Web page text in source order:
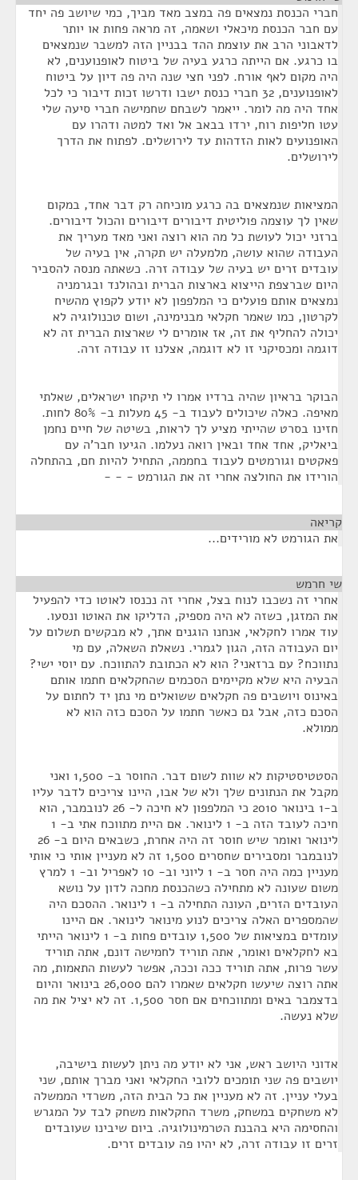
חברי הכנסת נמצאים פה במצב מאד מביך, כמי שיושב פה יחד
עם חבר הכנסת מיכאלי ושאמה, זה מראה פחות או יותר
לדאבוני הרב את עוצמת ההד בבניין הזה למשבר שנמצאים
בו כרגע. אם הייתה כרגע בעיה של ביטוח לאופנוענים, לא
היה מקום לאף אורח. לפני חצי שנה היה פה דיון על ביטוח
לאופנוענים, 32 חברי כנסת ישבו ודרשו זכות דיבור כי לכל
אחד היה מה לומר. ייאמר לשבחם שחמישה חברי סיעה שלי
עטו חליפות רוח, ירדו בבאב אל ואד למטה ודהרו עם
האופנועים לאות הזדהות עד לירושלים. לפתוח את הדרך
לירושלים.
המציאות שנמצאים בה כרגע מוכיחה רק דבר אחד, במקום
שאין לך עוצמה פוליטית דיבורים דיבורים והכול דיבורים.
ברזני יכול לעושת כל מה הוא רוצה ואני מאד מעריך את
העבודה שהוא עושה, מלמעלה יש תקרה, אין בעיה של
עובדים זרים יש בעיה של עבודה זרה. כשאתה מנסה להסביר
היום שברצפת הייצוא בארצות הברית ובהולנד ובגרמניה
נמצאים אותם פועלים כי המלפפון לא יודע לקפוץ מהשיח
לקרטון, כמו שאמר חקלאי מבנימינה, ושום טכנולוגיה לא
יכולה להחליף את זה, אז אומרים לי שארצות הברית זה לא
דוגמה ומכסיקני זו לא דוגמה, אצלנו זו עבודה זרה.
הבוקר בראיון שהיה ברדיו אמרו לי תיקחו ישראלים, שאלתי
מאיפה. כאלה שיכולים לעבוד ב- 45 מעלות ב- 80% לחות.
חזינו בסרט שהייתי מציע לך לראות, בשיטה של חיים נחמן
ביאליק, אחד אחד ובאין רואה נעלמו. הגיעו חבר'ה עם
פאקטים וגורמטים לעבוד בחממה, התחיל להיות חם, בהתחלה
הורידו את החולצה אחרי זה את הגורמט - - -
קריאה
את הגורמט לא מורידים...
שי חרמש
אחרי זה נשכבו לנוח בצל, אחרי זה נכנסו לאוטו כדי להפעיל
את המזגן, כשזה לא היה מספיק, הדליקו את האוטו ונסעו.
עוד אמרו לחקלאי, אנחנו הוגנים אתך, לא מבקשים תשלום על
יום העבודה הזה, הגון לגמרי. נשאלת השאלה, עם מי
נתווכח? עם ברזאני? הוא לא הכתובת להתווכח. עם יוסי ישי?
הבעיה היא שלא מקיימים הסכמים שהחקלאים חתמו אותם
באינוס ויושבים פה חקלאים ששואלים מי נתן יד לחתום על
הסכם כזה, אבל גם כאשר חתמו על הסכם כזה הוא לא
ממולא.
הסטטיסטיקות לא שוות לשום דבר. החוסר ב- 1,500 ואני
מקבל את הנתונים שלך ולא של אבו, היינו צריכים לדבר עליו
ב-1 בינואר 2010 כי המלפפון לא חיכה ל- 26 לנובמבר, הוא
חיכה לעובד הזה ב- 1 לינואר. אם היית מתווכח אתי ב- 1
לינואר ואומר שיש חוסר זה היה אחרת, כשבאים היום ב- 26
לנובמבר ומסבירים שחסרים 1,500 זה לא מעניין אותי כי אותי
מעניין כמה היה חסר ב- 1 ליוני וב- 10 לאפריל וב- 1 למרץ
משום שעונה לא מתחילה כשהכנסת מחכה לדון על נושא
העובדים הזרים, העונה התחילה ב- 1 לינואר. ההסכם היה
שהמספרים האלה צריכים לנוע מינואר לינואר. אם היינו
עומדים במציאות של 1,500 עובדים פחות ב- 1 לינואר הייתי
בא לחקלאים ואומר, אתה תוריד לחמישה דונם, אתה תוריד
עשר פרות, אתה תוריד ככה וככה, אפשר לעשות התאמות, מה
אתה רוצה שיעשו חקלאים שאמרו להם 26,000 בינואר והיום
בדצמבר באים ומתווכחים אם חסר 1,500. זה לא יציל את מה
שלא נעשה.
אדוני היושב ראש, אני לא יודע מה ניתן לעשות בישיבה,
יושבים פה שני תומכים ללובי החקלאי ואני מברך אותם, שני
בעלי עניין. זה לא מעניין את כל הבית הזה, משרדי הממשלה
לא משחקים במשחק, משרד החקלאות משחק לבד על המגרש
והחסימה היא בהבנת הטרמינולוגיה. ביום שיבינו שעובדים
זרים זו עבודה זרה, לא יהיו פה עובדים זרים.